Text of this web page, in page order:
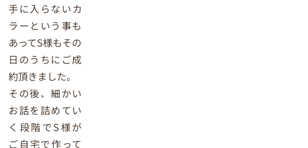
手に入らないカ
ラーという事も
あってS様もその
日のうちにご成
約頂きました。
その後、細かい
お話を詰めてい
く段階でS様が
ご自宅で作って